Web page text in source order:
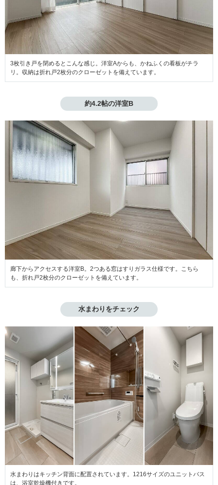
3枚引き戸を閉めるとこんな感じ。洋室Aからも、かねふくの看板がチラ
リ。収納は折れ戸2枚分のクローゼットを備えています。
約4.2帖の洋室B
廊下からアクセスする洋室B。2つある窓はすりガラス仕様です。こちら
も、折れ戸2枚分のクローゼットを備えています。
水まわりをチェック
水まわりはキッチン背面に配置されています。1216サイズのユニットバス
は、浴室乾燥機付きです。